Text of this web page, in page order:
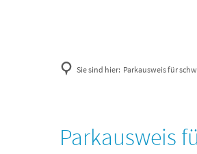
Sie sind hier: Parkausweis für
Parkausweis